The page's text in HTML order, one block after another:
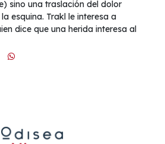
sino una traslación del dolor
esquina. Trakl le interesa a
dice que una herida interesa al